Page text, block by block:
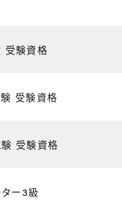
受験資格
受験資格
受験資格
ー3級